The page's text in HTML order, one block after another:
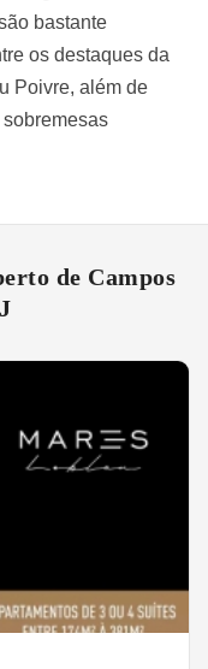
bastante
os destaques da
Poivre, além de
de Campos